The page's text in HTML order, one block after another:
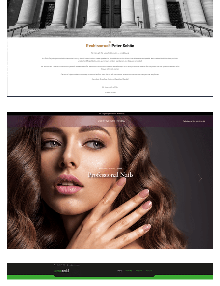
Rechtsanwalt Peter Schön
Creative Nail Design Wolfsburg
WEBDESIGN